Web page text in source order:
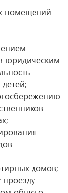
помещений
юридическим
домов;